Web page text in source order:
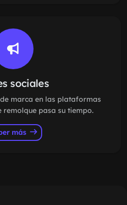
sociales
marca en las plataformas
remolque pasa su tiempo.
más